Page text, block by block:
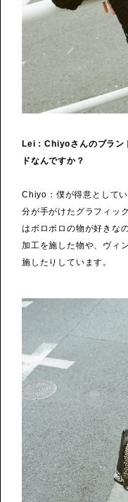
Lei：Chiyoさんのブラン
ドなんですか？
Chiyo：僕が得意として
分が手がけたグラフィッ
はボロボロの物が好きな
加工を施した物や、ヴィ
施したりしています。